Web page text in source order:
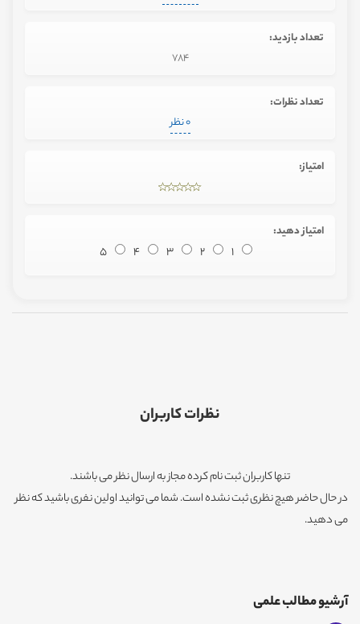
تعداد بازدید:
784
تعداد نظرات:
0 نظر
امتیاز:
امتیاز دهید:
1
2
3
4
5
نظرات کاربران
تنها کاربران ثبت نام کرده مجاز به ارسال نظر می باشند.
در حال حاضر هیچ نظری ثبت نشده است. شما می توانید اولین نفری باشید که نظر
می دهید.
آرشیو مطالب علمی